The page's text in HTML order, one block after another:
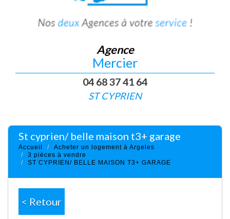
Agence
Mercier
04 68 37 41 64
ST CYPRIEN
st cyprien/ belle maison t3+ garage
Accueil
Acheter un logement à Argeles
3 pièces à vendre
ST CYPRIEN/ BELLE MAISON T3+ GARAGE
< Retour